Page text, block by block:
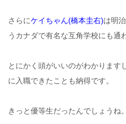
さらにケイちゃん(橋本圭右)は明
うカナダで有名な互角学校にも通
とにかく頭がいいのがわかります
に入職できたことも納得です。
きっと優等生だったんでしょうね。